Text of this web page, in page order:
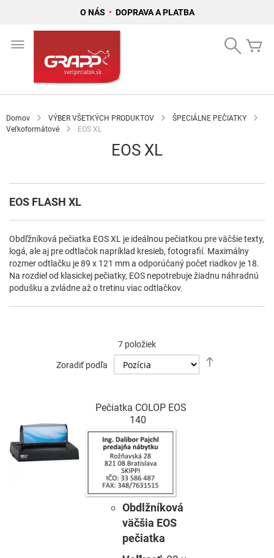
O NÁS • DOPRAVA A PLATBA
Search
Domov VÝBER VŠETKÝCH PRODUKTOV
ŠPECIÁLNE PEČIATKY
Veľkoformátové
EOS XL
EOS XL
EOS FLASH XL
Obdľžníková pečiatka EOS XL je ideálnou pečiatkou pre väčšie texty,
logá, ale aj pre odtlačok napríklad kresieb, fotografií. Maximálny
rozmer odtlačku je 89 x 121 mm a odporúčaný počet riadkov je 18.
Na rozdiel od klasickej pečiatky, EOS nepotrebuje žiadnu náhradnú
podušku a zvládne až o tretinu viac odtlačkov.
7 položiek
Zoradiť podľa
Pečiatka COLOP EOS
140
Obdlžníková
väčšia EOS
pečiatka